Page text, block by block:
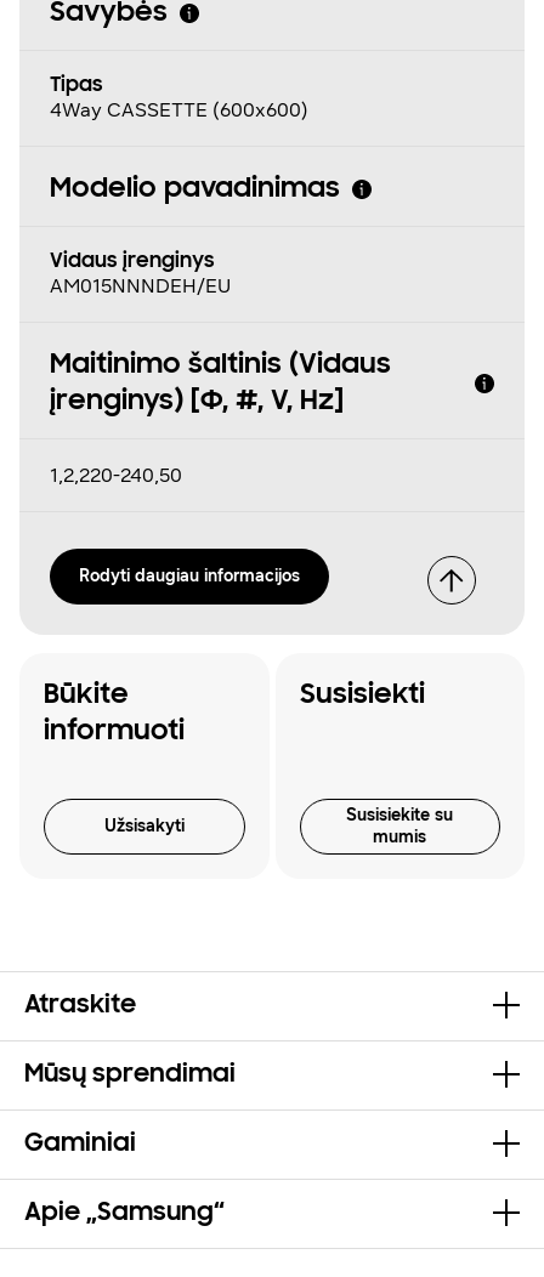
Savybės
Tipas
4Way CASSETTE (600x600)
Modelio pavadinimas
Vidaus įrenginys
AM015NNNDEH/EU
Maitinimo šaltinis (Vidaus
įrenginys) [Φ, #, V, Hz]
1,2,220-240,50
Rodyti daugiau informacijos
Būkite
informuoti
Užsisakyti
Susisiekti
Susisiekite su
mumis
Atraskite
Mūsų sprendimai
Gaminiai
Apie „Samsung“